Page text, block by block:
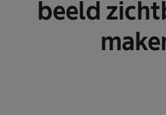
beeld